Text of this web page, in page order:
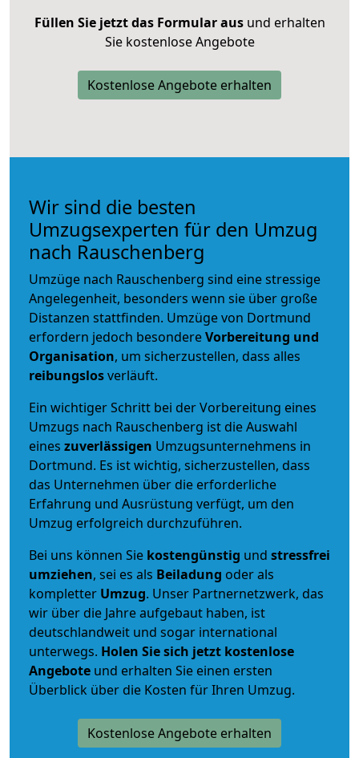
Füllen Sie jetzt das Formular ausund erhalten
Sie kostenlose Angebote
Kostenlose Angebote erhalten
Wir sind die besten
Umzugsexperten für den Umzug
nach Rauschenberg
Umzüge nach Rauschenberg sind eine stressige
Angelegenheit, besonders wenn sie über große
Distanzen stattfinden. Umzüge von Dortmund
erfordern jedoch besondereVorbereitung und
Organisation, um sicherzustellen, dass alles
reibungslosverläuft.
Ein wichtiger Schritt bei der Vorbereitung eines
Umzugs nach Rauschenberg ist die Auswahl
eines zuverlässigen Umzugsunternehmens in
Dortmund. Es ist wichtig, sicherzustellen, dass
das Unternehmen über die erforderliche
Erfahrung und Ausrüstung verfügt, um den
Umzug erfolgreich durchzuführen.
Bei uns können Sie kostengünstig und stressfrei
umziehen, sei es als Beiladung oder als
kompletter Umzug. Unser Partnernetzwerk, das
wir über die Jahre aufgebaut haben, ist
deutschlandweit und sogar international
unterwegs. Holen Sie sich jetzt kostenlose
Angebote und erhalten Sie einen ersten
Überblick über die Kosten für Ihren Umzug.
Kostenlose Angebote erhalten